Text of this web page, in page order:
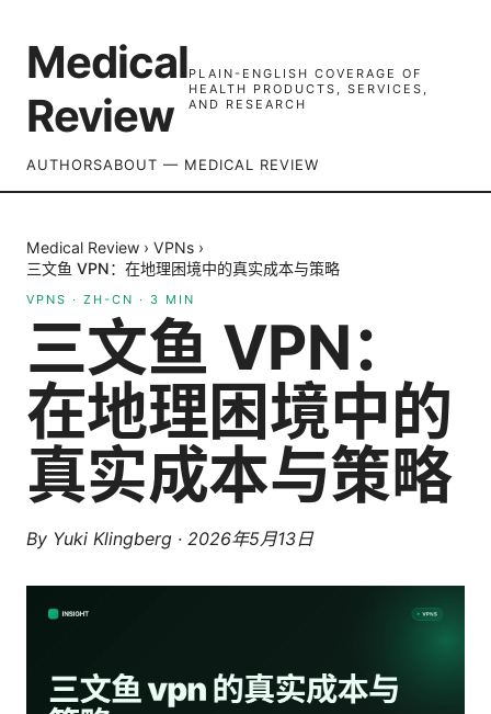
Medical
Review
PLAIN-ENGLISH COVERAGE OF
HEALTH PRODUCTS, SERVICES,
AND RESEARCH
AUTHORSABOUT — MEDICAL REVIEW
Medical Review › VPNs ›
三文鱼 VPN：在地理困境中的真实成本与策略
VPNS · ZH-CN · 3 MIN
三文鱼 VPN：
在地理困境中的
真实成本与策略
By Yuki Klingberg · 2026年5月13日